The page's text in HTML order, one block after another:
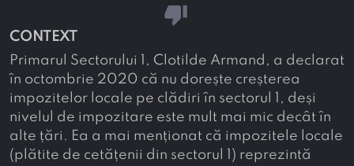
thumb_down
CONTEXT
Primarul Sectorului 1, Clotilde Armand, a declarat
în octombrie 2020 că nu dorește creșterea
impozitelor locale pe clădiri în sectorul 1, deși
nivelul de impozitare este mult mai mic decât în
alte țări. Ea a mai menționat că impozitele locale
(plătite de cetățenii din sectorul 1) reprezintă